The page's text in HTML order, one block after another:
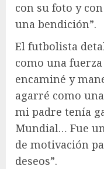
con su foto y
una bendición”.
El futbolista
como una
encaminé y
agarré como
mi padre tenía
Mundial… Fue
de motivación
deseos”.